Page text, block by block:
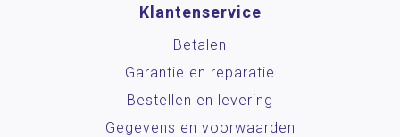
Klantenservice
Betalen
Garantie en reparatie
Bestellen en levering
Gegevens en voorwaarden